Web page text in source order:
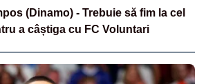
(Dinamo) - Trebuie să fim la cel
a câștiga cu FC Voluntari